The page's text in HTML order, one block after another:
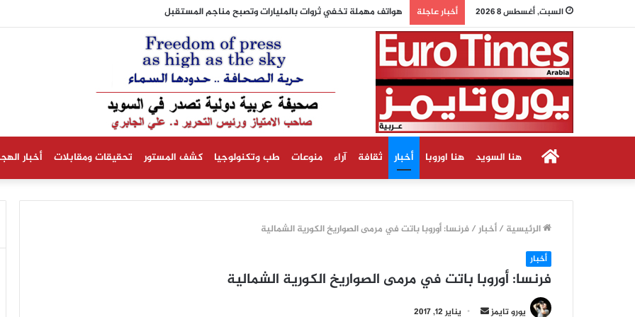
السبت, أغسطس 8 2026 أخبار عاجلة وزيرة الاقتصاد الألمانية تستبعد حدوث انخفاض في أسعار الكهرباء
الرئيسية
هنا السويد هنا اوروبا أخبار ثقافة آراء منوعات طب وتكنولوجيا كشف المستور تحقيقات ومقابلات أخبار
الرئيسية /أخبار/فرنسا: أوروبا باتت في مرمى الصواريخ الكورية الشمالية
أخبار
فرنسا: أوروبا باتت في مرمى الصواريخ الكورية الشمالية
يورو تايمز يناير 12, 2017